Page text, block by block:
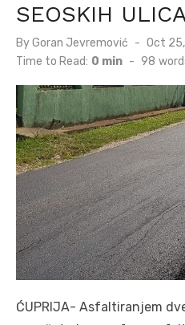
SEOSKIH
ByGoran Jevremović
Posted
on
Oct
Time to Read: 0 min - 98
ĆUPRIJA- Asfaltiranjem